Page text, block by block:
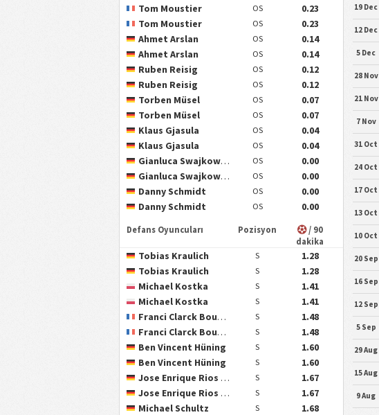
Tom Moustier
OS
0.23
Tom Moustier
OS
0.23
Ahmet Arslan
OS
0.14
Ahmet Arslan
OS
0.14
Ruben Reisig
OS
0.12
Ruben Reisig
OS
0.12
Torben Müsel
OS
0.07
Torben Müsel
OS
0.07
Klaus Gjasula
OS
0.04
Klaus Gjasula
OS
0.04
Gianluca Swajkowski
OS
0.00
Gianluca Swajkowski
OS
0.00
Danny Schmidt
OS
0.00
Danny Schmidt
OS 0.00
Defans Oyuncuları Pozisyon
/ 90
dakika
Tobias Kraulich S
1.28
Tobias Kraulich
S
1.28
Michael Kostka
S
1.41
Michael Kostka
S
1.41
Franci Clarck Bouebari Kitsamoutse
S
1.48
Franci Clarck Bouebari Kitsamoutse
S
1.48
Ben Vincent Hüning
S
1.60
Ben Vincent Hüning
S
1.60
Jose Enrique Rios Alonso
S
1.67
Jose Enrique Rios Alonso
S
1.67
Michael Schultz
S
1.68
19 Dec
12 Dec
5 Dec
28 Nov
21 Nov
7 Nov
31 Oct
24 Oct
17 Oct
13 Oct
10 Oct
20 Sep
16 Sep
12 Sep
5 Sep
29 Aug
15 Aug
9 Aug